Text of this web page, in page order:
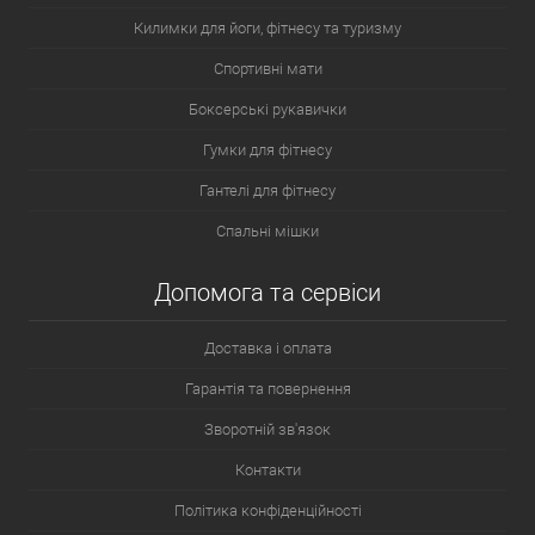
Прямі вироби є універсальними. Якщо зуби металеві, ними
зубцями прибирають листя та траву.
Виті зуби інструменту призначені для розпушування землі та
підготовки грядок до посадки. Особливість цього інструменту –
Килимки для йоги, фітнесу та туризму
Спортивні мати
Боксерські рукавички
Гумки для фітнесу
Гантелі для фітнесу
Спальні мішки
Допомога та сервіси
Доставка і оплата
Гарантія та повернення
Зворотній зв'язок
Контакти
Політика конфіденційності